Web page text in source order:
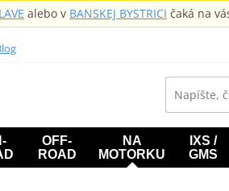
alebo v BANSKEJ BYSTRICI čaká na
OFF-
ROAD
NA
MOTORKU
IXS /
GMS